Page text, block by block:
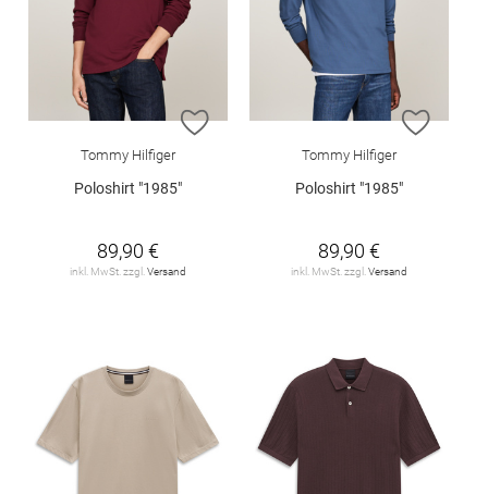
ZUR WUNSCHLISTE HINZUFÜGEN
Tommy Hilfiger
Poloshirt "1985"
89,90 €
inkl. MwSt. zzgl. Versand
ZUR
Tommy Hilfiger
Poloshirt "1985"
89,90 €
inkl. MwSt. zzgl. Versand